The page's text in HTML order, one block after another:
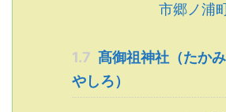
市郷ノ浦
1.7 髙御祖神社（たか
やしろ）